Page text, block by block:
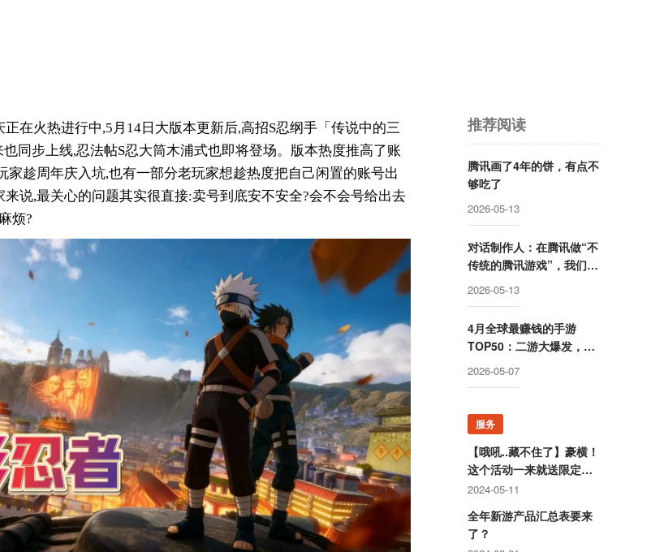
在火热进行中,5月14日大版本更新后,高招S忍纲手「传说中的三
同步上线,忍法帖S忍大筒木浦式也即将登场。版本热度推高了账
家趁周年庆入坑,也有一部分老玩家想趁热度把自己闲置的账号出
说,最关心的问题其实很直接:卖号到底安不安全?会不会号给出去
烦?
推荐阅读
腾讯画了4年的饼，有点不
够吃了
2026-05-13
对话制作人：在腾讯做“不
传统的腾讯游戏”，我们已
经跑通了
2026-05-13
4月全球最赚钱的手游
TOP50：二游大爆发，环
比最高增长373%
2026-05-07
服务
【哦吼..藏不住了】豪横！
这个活动一来就送限定游
戏周边！
2024-05-11
全年新游产品汇总表要来
了？